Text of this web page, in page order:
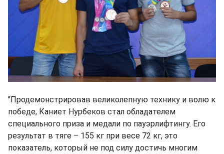
"Продемонстрировав великолепную технику и волю к
победе, Каниет Нурбеков стал обладателем
специального приза и медали по пауэрлифтингу. Его
результат в тяге – 155 кг при весе 72 кг, это
показатель, который не под силу достичь многим